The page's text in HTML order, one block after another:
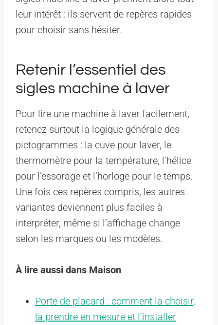
leur intérêt : ils servent de repères rapides
pour choisir sans hésiter.
Retenir l’essentiel des
sigles machine à laver
Pour lire une machine à laver facilement,
retenez surtout la logique générale des
pictogrammes : la cuve pour laver, le
thermomètre pour la température, l’hélice
pour l’essorage et l’horloge pour le temps.
Une fois ces repères compris, les autres
variantes deviennent plus faciles à
interpréter, même si l’affichage change
selon les marques ou les modèles.
À lire aussi dans Maison
Porte de placard : comment la choisir,
la prendre en mesure et l’installer